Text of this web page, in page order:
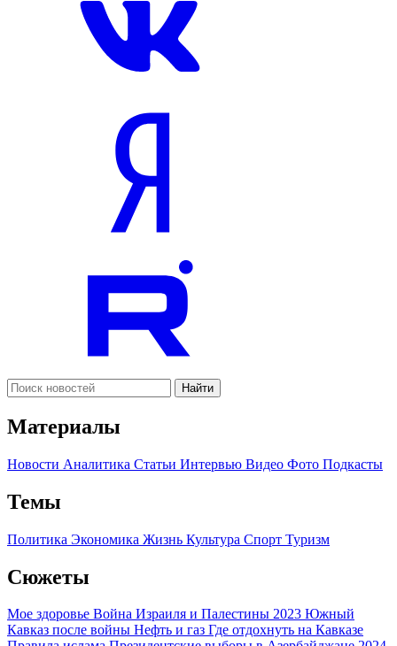
Найти
Материалы
Новости Аналитика Статьи Интервью Видео Фото Подкасты
Темы
Политика Экономика Жизнь Культура Спорт Туризм
Сюжеты
Мое здоровье Война Израиля и Палестины 2023 Южный
Кавказ после войны Нефть и газ Где отдохнуть на Кавказе